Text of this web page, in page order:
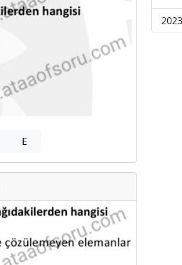
E